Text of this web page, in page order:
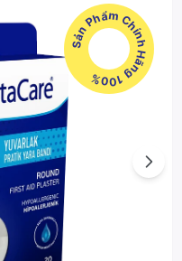
Sản Phẩm Chính Hãng 100%
Next